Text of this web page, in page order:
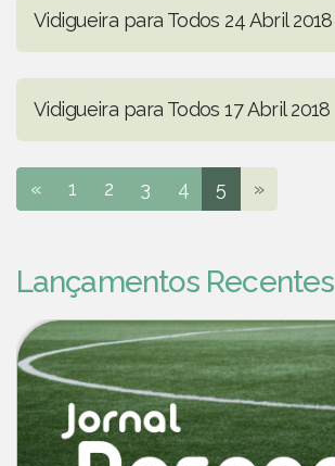
Vidigueira para Todos 24 Abril 2018
Vidigueira para Todos 17 Abril 2018
« 1 2 3 4 5 »
Lançamentos Recentes